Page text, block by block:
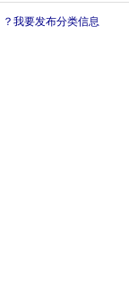
？我要发布分类信息